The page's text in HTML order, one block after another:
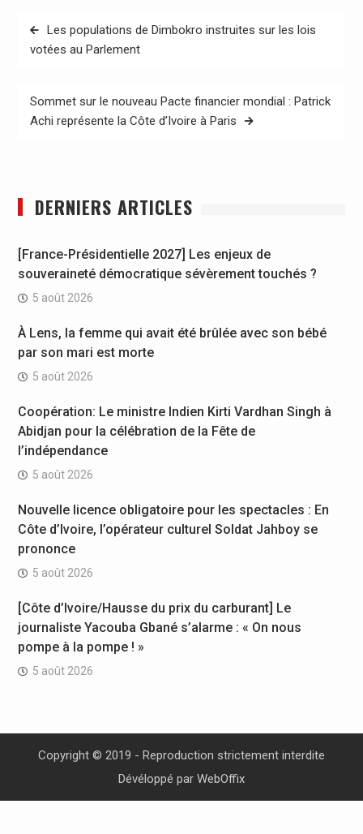
Navigation
de
Les populations de Dimbokro instruites sur les lois
votées au Parlement
Sommet sur le nouveau Pacte financier mondial : Patrick
Achi représente la Côte d’Ivoire à Paris
DERNIERS ARTICLES
[France-Présidentielle 2027] Les enjeux de
souveraineté démocratique sévèrement touchés ?
5 août 2026
À Lens, la femme qui avait été brûlée avec son bébé
par son mari est morte
5 août 2026
Coopération: Le ministre Indien Kirti Vardhan Singh à
Abidjan pour la célébration de la Fête de
l’indépendance
5 août 2026
Nouvelle licence obligatoire pour les spectacles : En
Côte d’Ivoire, l’opérateur culturel Soldat Jahboy se
prononce
5 août 2026
[Côte d’Ivoire/Hausse du prix du carburant] Le
journaliste Yacouba Gbané s’alarme : « On nous
pompe à la pompe ! »
5 août 2026
Copyright © 2019 - Reproduction strictement interdite
Dévéloppé par WebOffix